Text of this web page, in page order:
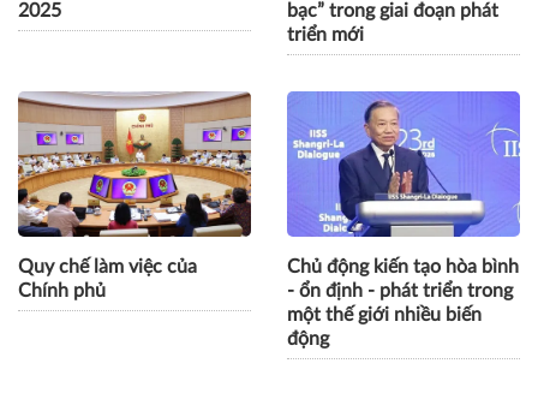
2025
bạc” trong giai đoạn phát
triển mới
Quy chế làm việc của
Chính phủ
Chủ động kiến tạo hòa bình
- ổn định - phát triển trong
một thế giới nhiều biến
động